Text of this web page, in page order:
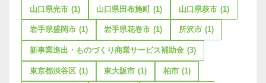
山口県光市 (1) 山口県田布施町 (1) 山口県萩市 (1)
岩手県盛岡市 (1) 岩手県花巻市 (1) 所沢市 (1)
新事業進出・ものづくり商業サービス補助金 (3)
東京都渋谷区 (1) 東大阪市 (1) 柏市 (1)